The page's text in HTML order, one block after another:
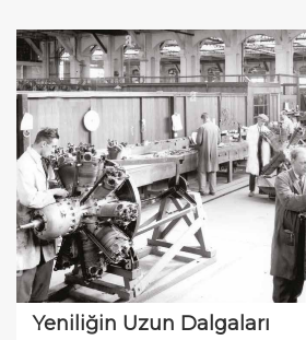
Yeniliğin Uzun Dalgaları